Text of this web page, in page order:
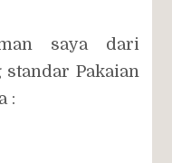
saya dari
standar Pakaian
: